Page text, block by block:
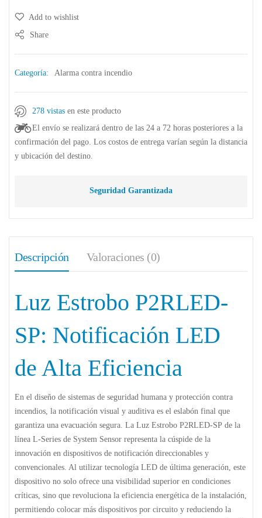
Add to wishlist
Share
Categoría: Alarma contra incendio
278 vistas en este producto
El envío se realizará dentro de las 24 a 72 horas posteriores a la
confirmación del pago. Los costos de entrega varían según la distancia
y ubicación del destino.
Seguridad Garantizada
Descripción Valoraciones (0)
Luz Estrobo P2RLED-
SP: Notificación LED
de Alta Eficiencia
En el diseño de sistemas de seguridad humana y protección contra
incendios, la notificación visual y auditiva es el eslabón final que
garantiza una evacuación segura. La Luz Estrobo P2RLED-SP de la
línea L-Series de System Sensor representa la cúspide de la
innovación en dispositivos de notificación direccionables y
convencionales. Al utilizar tecnología LED de última generación, este
dispositivo no solo ofrece una visibilidad superior en condiciones
críticas, sino que revoluciona la eficiencia energética de la instalación,
permitiendo colocar más dispositivos por circuito y reduciendo la